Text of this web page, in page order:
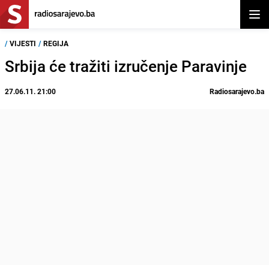
/ VIJESTI / REGIJA
Srbija će tražiti izručenje Paravinje
27.06.11. 21:00 Radiosarajevo.ba